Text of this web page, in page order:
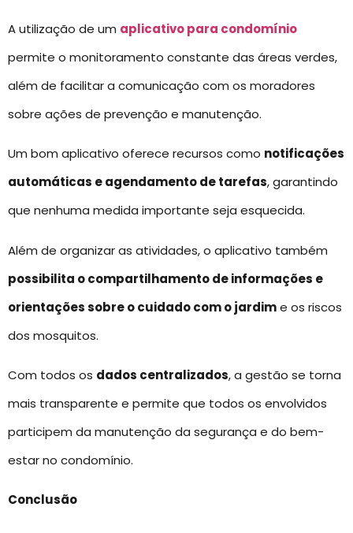
A utilização de um aplicativo para condomínio
permite o monitoramento constante das áreas verdes,
além de facilitar a comunicação com os moradores
sobre ações de prevenção e manutenção.
Um bom aplicativo oferece recursos como notificações
automáticas e agendamento de tarefas, garantindo
que nenhuma medida importante seja esquecida.
Além de organizar as atividades, o aplicativo também
possibilita o compartilhamento de informações e
orientações sobre o cuidado com o jardime os riscos
dos mosquitos.
Com todos os dados centralizados, a gestão se torna
mais transparente e permite que todos os envolvidos
participem da manutenção da segurança e do bem-
estar no condomínio.
Conclusão